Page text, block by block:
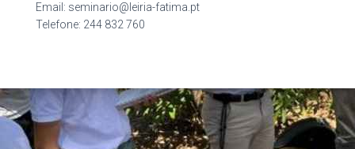
Email: seminario@leiria-fatima.pt
Telefone: 244 832 760